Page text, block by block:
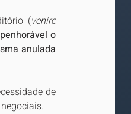
(venire
o
anulada
de